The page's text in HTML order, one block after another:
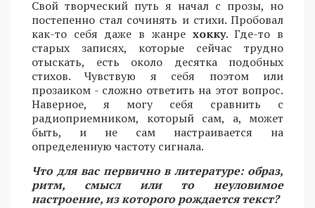
Свой творческий путь я начал с прозы, но
постепенно стал сочинять и стихи. Пробовал
как-то себя даже в жанре хокку. Где-то в
старых записях, которые сейчас трудно
отыскать, есть около десятка подобных
стихов. Чувствую я себя поэтом или
прозаиком - сложно ответить на этот вопрос.
Наверное, я могу себя сравнить с
радиоприемником, который сам, а, может
быть, и не сам настраивается на
определенную частоту сигнала.
Что для вас первично в литературе: образ,
ритм, смысл или то неуловимое
настроение, из которого рождается текст?